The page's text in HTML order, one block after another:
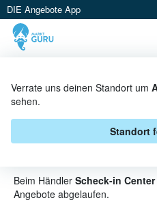
DIE Angebote App
Verrate uns deinen Standort um
sehen.
Standort
BABYPFLEGE
AKTIONEN BEI
CENTER
Beim Händler Scheck-in Center
Angebote abgelaufen.